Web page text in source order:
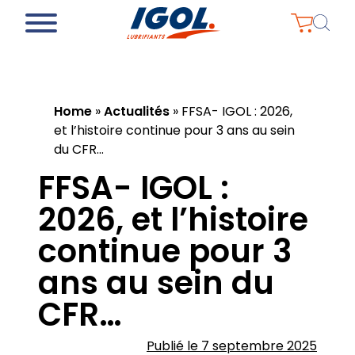
Home »Actualités » FFSA- IGOL : 2026,
et l’histoire continue pour 3 ans au sein
du CFR…
FFSA- IGOL :
2026, et l’histoire
continue pour 3
ans au sein du
CFR…
Publié le 7 septembre 2025